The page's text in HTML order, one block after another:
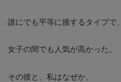
誰にでも平等に接するタイプで、
女子の間でも人気が高かった。
その彼と、私はなぜか、